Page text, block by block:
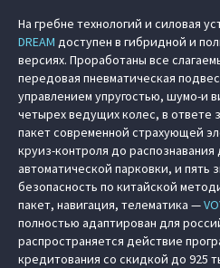
На гребне технологий и силовая
DREAM доступен в гибридной и
версиях. Проработаны все
передовая пневматическая
управлением упругостью, шумо-и
четырех ведущих колес, в ответе
пакет современной страхующей
круиз-контроля до
автоматической парковки, и пять
безопасность по китайской
пакет, навигация, телематика —
полностью адаптирован для
распространяется действие
кредитования со скидкой до 925